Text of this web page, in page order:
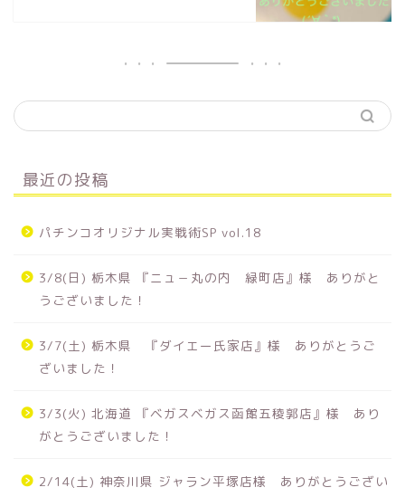
最近の投稿
パチンコオリジナル実戦術SP vol.18
3/8(日) 栃木県 『ニュ－丸の内 緑町店』様 ありがと
うございました！
3/7(土) 栃木県 『ダイエー氏家店』様 ありがとうご
ざいました！
3/3(火) 北海道 『ベガスベガス函館五稜郭店』様 あり
がとうございました！
2/14(土) 神奈川県 ジャラン平塚店様 ありがとうござい